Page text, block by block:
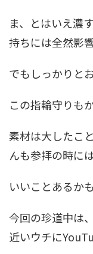
ま、とはいえ濃
持ちには全然影
でもしっかりと
この指輪守りも
素材は大したこ
んも参拝の時に
いいことあるか
今回の珍道中は
近いウチに